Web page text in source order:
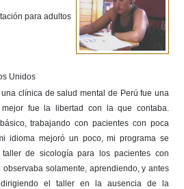
para adultos
Unidos
clínica de salud mental de Perú fue una
mejor fue la libertad con la que contaba.
trabajando con pacientes con poca
idioma mejoró un poco, mi programa se
de sicología para los pacientes con
solamente, aprendiendo, y antes
el taller en la ausencia de la